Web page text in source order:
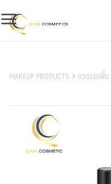
to
content
MAKEUP PRODUCTS ขวดรองพื้น